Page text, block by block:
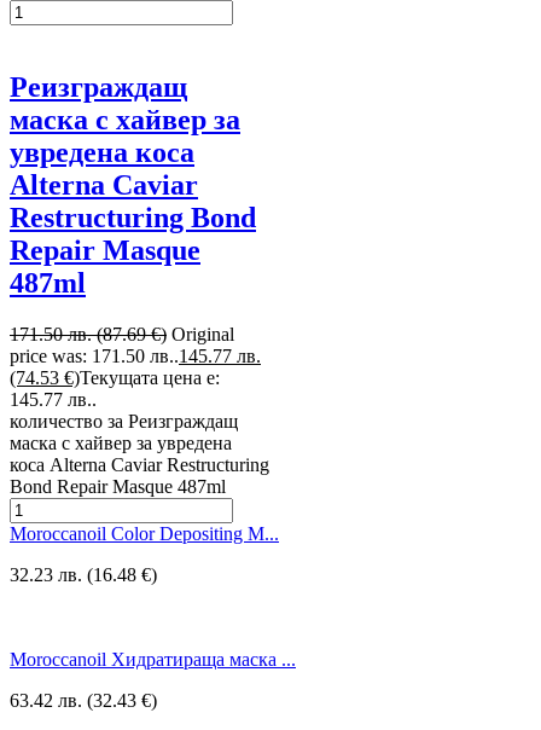
Реизграждащ
маска с хайвер за
увредена коса
Alterna Caviar
Restructuring Bond
Repair Masque
487ml
171.50 лв. (87.69 €) Original
price was: 171.50 лв..145.77 лв.
(74.53 €)Текущата цена е:
145.77 лв..
количество за Реизграждащ
маска с хайвер за увредена
коса Alterna Caviar Restructuring
Bond Repair Masque 487ml
Moroccanoil Color Depositing M...
32.23 лв. (16.48 €)
Moroccanoil Хидратираща маска ...
63.42 лв. (32.43 €)